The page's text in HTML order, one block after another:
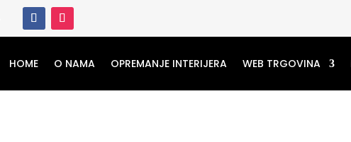
HOME O NAMA OPREMANJE INTERIJERA WEB TRGOVINA